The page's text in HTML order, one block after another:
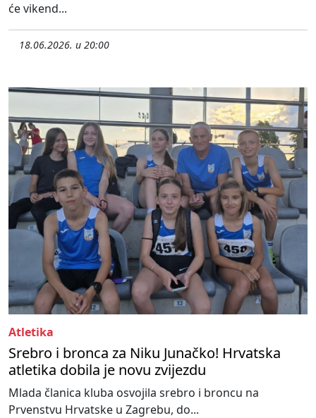
će vikend...
18.06.2026. u 20:00
Atletika
Srebro i bronca za Niku Junačko! Hrvatska
atletika dobila je novu zvijezdu
Mlada članica kluba osvojila srebro i broncu na
Prvenstvu Hrvatske u Zagrebu, do...